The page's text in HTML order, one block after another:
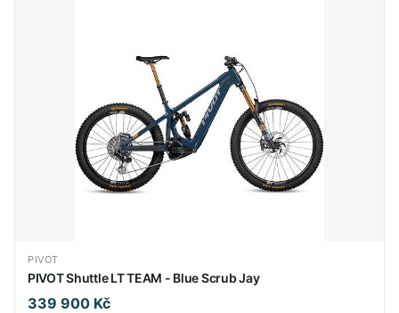
PIVOT
PIVOT Shuttle LT TEAM - Blue Scrub Jay
339 900 Kč